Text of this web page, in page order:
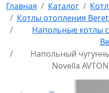
Главная Каталог
Котлы отопления
Напольные котлы
Напольный
Novella